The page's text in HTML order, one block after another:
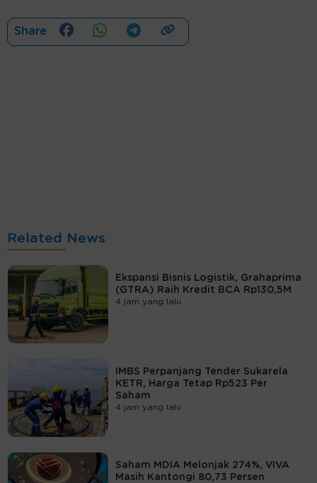
Share
Related News
Ekspansi Bisnis Logistik, Grahaprima
(GTRA) Raih Kredit BCA Rp130,5M
4 jam yang lalu
IMBS Perpanjang Tender Sukarela
KETR, Harga Tetap Rp523 Per
Saham
4 jam yang lalu
Saham MDIA Melonjak 274%, VIVA
Masih Kantongi 80,73 Persen